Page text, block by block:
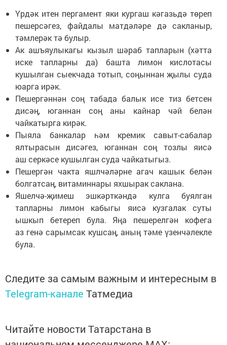
Үрдәк итен пергамент яки кургаш кәгазьдә төреп
пешерсәгез, файдалы матдәләре дә сакланыр,
тәмлерәк тә булыр.
Ак ашъяулыкагы кызыл шәраб тапларын (хәтта
иске тапларны да) башта лимон кислотасы
кушылган сыекчада тотып, соңыннан җылы суда
юарга ирәк.
Пешергәннән соң табада балык исе тиз бетсен
дисәң, юганнан соң аны кайнар чәй белән
чайкатырга кирәк.
Пыяла банкалар һәм кремик савыт-сабалар
ялтырасын дисәгез, юганнан соң тозлы яисә
аш серкәсе кушылган суда чайкатыгыз.
Пешергән чакта яшлчәләрне агач кашык белән
болгатсаң, витаминнары яхшырак саклана.
Яшелчә-җимеш эшкәрткәндә кулга буялган
тапларны лимон кабыгы яисә кузгалак суты
ышкып бетереп була. Яңа пешерелгән кофега
аз генә сарымсак кушсаң, аның тәме үзенчәлекле
була.
Следите за самым важным и интересным в
Telegram-канале Татмедиа
Читайте новости Татарстана в